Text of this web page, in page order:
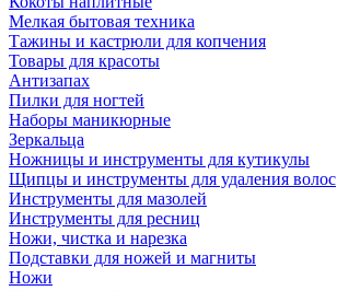
Мелкая бытовая техника
Тажины и кастрюли для копчения
Товары для красоты
Антизапах
Пилки для ногтей
Наборы маникюрные
Зеркальца
Ножницы и инструменты для кутикулы
Щипцы и инструменты для удаления волос
Инструменты для мазолей
Инструменты для ресниц
Ножи, чистка и нарезка
Подставки для ножей и магниты
Ножи